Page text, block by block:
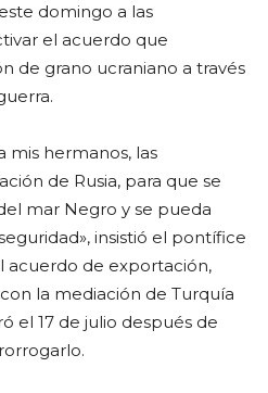
m
p
ar
r
domingo a las
el acuerdo que
de grano ucraniano a través
mis hermanos, las
de Rusia, para que se
mar Negro y se pueda
insistió el pontífice
acuerdo de exportación,
la mediación de Turquía
el 17 de julio después de